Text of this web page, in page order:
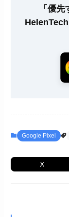
「優
Google Pixel
X